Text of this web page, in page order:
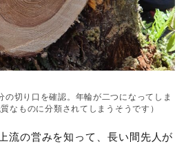
の切り口を確認。年輪が二つになってしま
なものに分類されてしまうそうです）
流の営みを知って、長い間先人が